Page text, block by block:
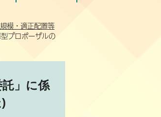
模・適正配置等
プロポーザルの
託」に係